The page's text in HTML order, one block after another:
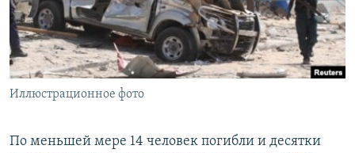
ПОБЕДИТЕЛЕЙ НЕ СУДЯТ?
КРЫМ.НЕПОКОРЕННЫЙ
ELIFBE
УКРАИНСКАЯ ПРОБЛЕМА КРЫМА
ПРИСОЕДИНЯЙТЕСЬ!
Иллюстрационное фото
По меньшей мере 14 человек погибли и десятки